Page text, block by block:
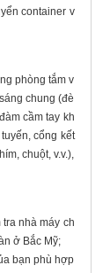
container v
phòng tắm v
chung (đè
cầm tay kh
cổng kết
chuột, v.v.),
nhà máy ch
ở Bắc Mỹ;
bạn phù hợp